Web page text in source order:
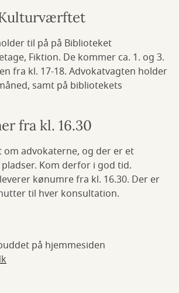
til på på Biblioteket
Fiktion. De kommer ca. 1. og 3.
fra kl. 17-18. Advokatvagten holder
samt på bibliotekets
fra kl. 16.30
advokaterne, og der er et
Kom derfor i god tid.
kønumre fra kl. 16.30. Der er
til hver konsultation.
på hjemmesiden